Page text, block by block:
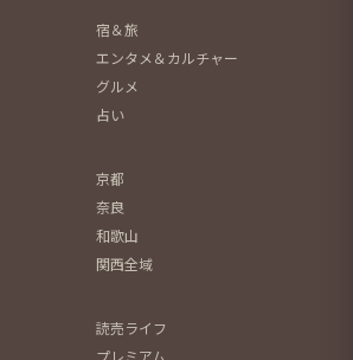
宿＆旅
エンタメ＆カルチャー
グルメ
占い
京都
奈良
和歌山
関西全域
読売ライフ